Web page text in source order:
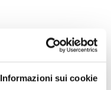
Informazioni sui cookie